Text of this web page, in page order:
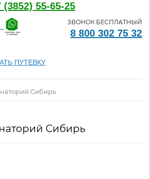
(3852) 55-65-25
ЗВОНОК БЕСПЛАТНЫЙ
8 800 302 75 32
ПУТЕВКУ
Сибирь
Сибирь